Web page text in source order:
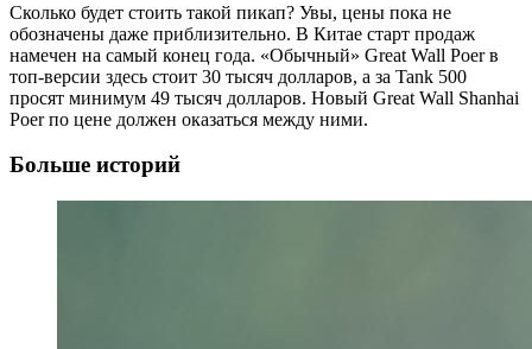
Сколько будет стоить такой пикап? Увы, цены пока не
обозначены даже приблизительно. В Китае старт продаж
намечен на самый конец года. «Обычный» Great Wall Poer в
топ-версии здесь стоит 30 тысяч долларов, а за Tank 500
просят минимум 49 тысяч долларов. Новый Great Wall Shanhai
Poer по цене должен оказаться между ними.
Больше историй